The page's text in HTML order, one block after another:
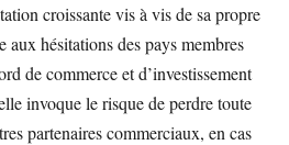
croissante vis à vis de sa propre
hésitations des pays membres
de commerce et d’investissement
invoque le risque de perdre toute
partenaires commerciaux, en cas